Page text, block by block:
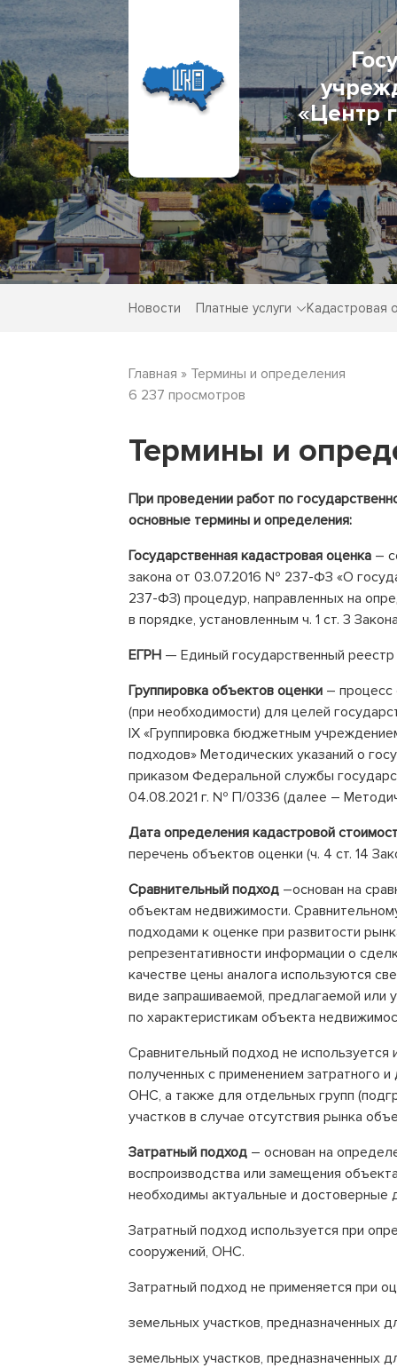
«Центр
Новости Платные услуги Кадастровая
Главная » Термины и определения
6 237 просмотров
Термины и
При проведении работ по
основные термины и определения:
Государственная кадастровая оценка –
закона от 03.07.2016 № 237-ФЗ «О
237-ФЗ) процедур, направленных на
в порядке, установленным ч. 1 ст. 3
ЕГРН — Единый государственный
Группировка объектов оценки – процесс
(при необходимости) для целей
IX «Группировка бюджетным
подходов» Методических указаний о
приказом Федеральной службы
04.08.2021 г. № П/0336 (далее –
Дата определения кадастровой
перечень объектов оценки (ч. 4 ст. 14
Сравнительный подход –основан на
объектам недвижимости.
подходами к оценке при развитости
репрезентативности информации о
качестве цены аналога используются
виде запрашиваемой, предлагаемой или
по характеристикам объекта
Сравнительный подход не используется
полученных с применением затратного
ОНС, а также для отдельных групп
участков в случае отсутствия рынка
Затратный подход – основан на
воспроизводства или замещения
необходимы актуальные и достоверные
Затратный подход используется при
сооружений, ОНС.
Затратный подход не применяется при
земельных участков, предназначенных
земельных участков, предназначенных